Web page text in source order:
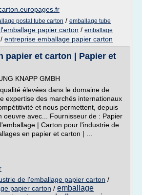
postal tube carton / emballage tube
papier carton / emballage
/ entreprise emballage papier carton
papier et carton | Papier et
KNAPP GMBH
élevées dans le domaine de
expertise des marchés internationaux
et nous permettent, depuis
oeuvre avec... Fournisseur de : Papier
| Carton pour l'industrie de
en papier et carton | ...
de l'emballage papier carton /
papier carton / emballage